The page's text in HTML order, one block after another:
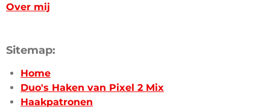
Over mij
Sitemap:
Home
Duo's Haken van Pixel 2 Mix
Haakpatronen